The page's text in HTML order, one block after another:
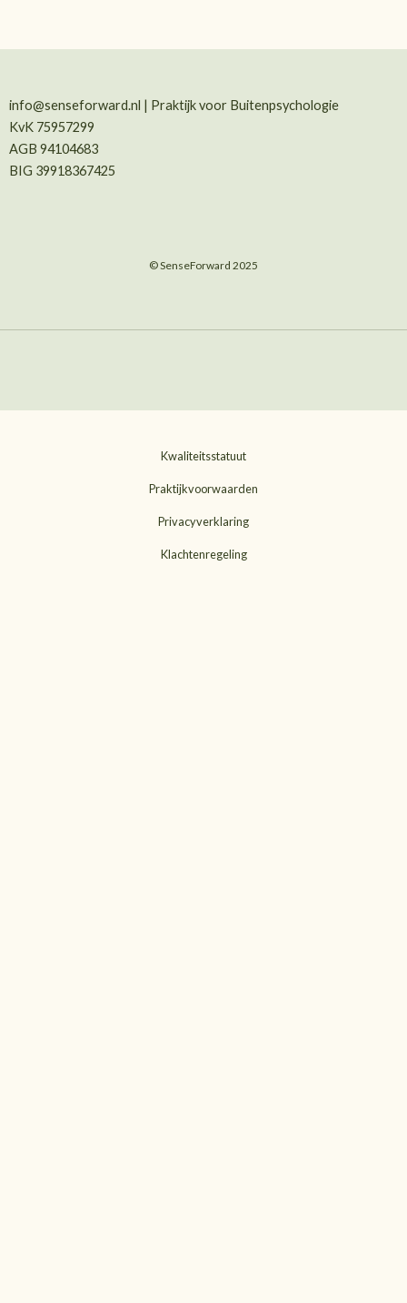
info@senseforward.nl | Praktijk voor Buitenpsychologie
KvK 75957299
AGB 94104683
BIG 39918367425
© SenseForward 2025
Kwaliteitsstatuut
Praktijkvoorwaarden
Privacyverklaring
Klachtenregeling